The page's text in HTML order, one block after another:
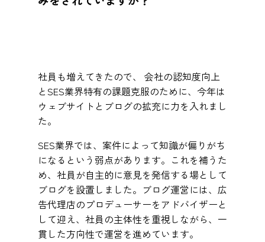
社員も増えてきたので、 会社の認知度向上
とSES業界特有の課題克服のために、今年は
ウェブサイトとブログの拡充に力を入れまし
た。
SES業界では、案件によって知識が偏りがち
になるという弱点があります。これを補うた
め、社員が自主的に意見を発信する場として
ブログを設置しました。ブログ運営には、広
告代理店のプロデューサーをアドバイザーと
して迎え、社員の主体性を重視しながら、一
貫した方向性で運営を進めています。